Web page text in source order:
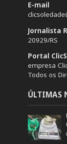
E-mail
Jornalista
20929/RS
Portal
empresa
Todos os
ÚLTIMAS